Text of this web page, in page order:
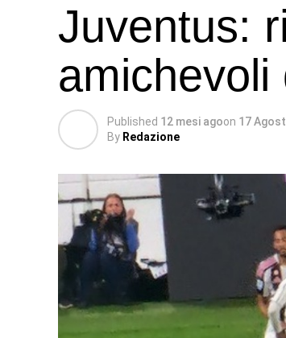
Juventus:
amichevoli
Published 12 mesi agoon 17
By Redazione